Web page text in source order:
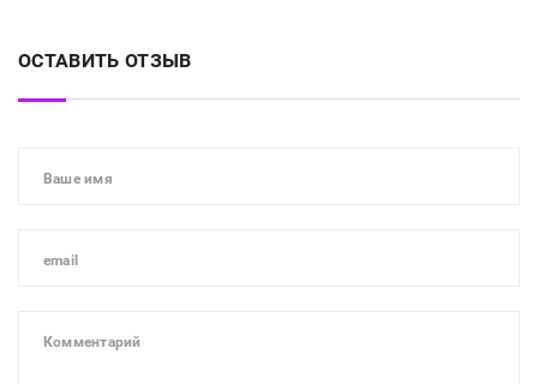
ОСТАВИТЬ ОТЗЫВ